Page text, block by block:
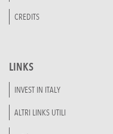
CREDITS
LINKS
INVEST IN ITALY
ALTRI LINKS UTILI